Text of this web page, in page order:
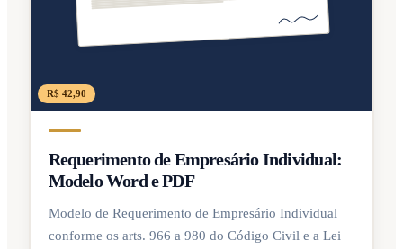
R$ 42,90
Requerimento de Empresário Individual:
Modelo Word e PDF
Modelo de Requerimento de Empresário Individual
conforme os arts. 966 a 980 do Código Civil e a Lei